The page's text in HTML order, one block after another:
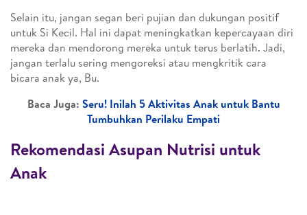
Selain itu, jangan segan beri pujian dan dukungan positif
untuk Si Kecil. Hal ini dapat meningkatkan kepercayaan diri
mereka dan mendorong mereka untuk terus berlatih​​. Jadi,
jangan terlalu sering mengoreksi atau mengkritik cara
bicara anak ya, Bu.
Baca Juga: Seru! Inilah 5 Aktivitas Anak untuk Bantu
Tumbuhkan Perilaku Empati
Rekomendasi Asupan Nutrisi untuk
Anak